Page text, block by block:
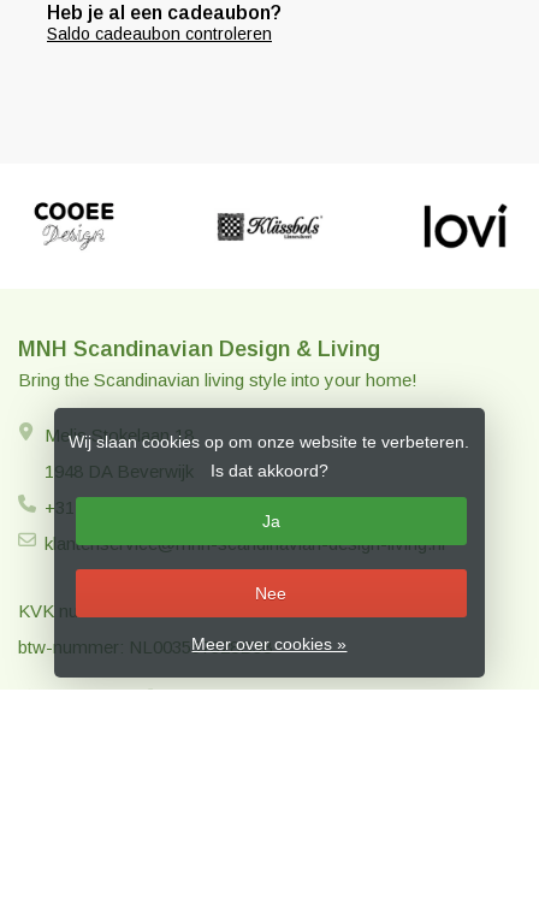
Heb je al een cadeaubon?
Saldo cadeaubon controleren
MNH Scandinavian Design & Living
Bring the Scandinavian living style into your home!
Melis Stokelaan 18
1948 DA Beverwijk
+31 (0)6 - 15 5802 14
klantenservice@mnh-scandinavian-design-living.nl
KVK nummer: 81326157
btw-nummer: NL003557328B38
Wij slaan cookies op om onze website te verbeteren.
Is dat akkoord?
Ja
Nee
Meer over cookies »